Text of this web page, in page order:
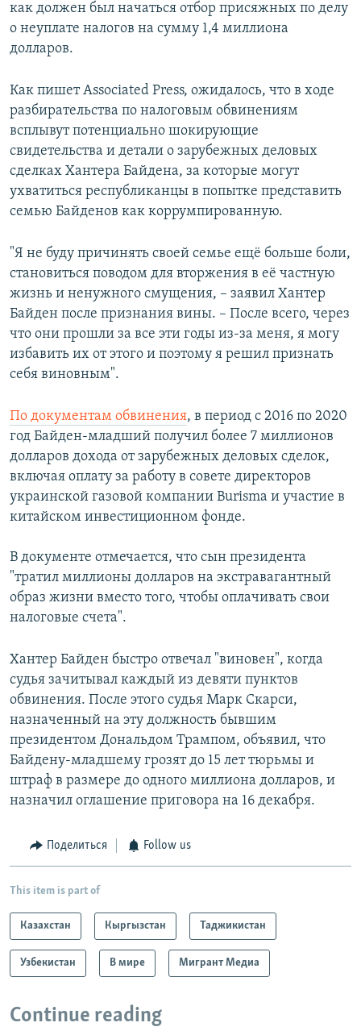
как должен был начаться отбор присяжных по делу
о неуплате налогов на сумму 1,4 миллиона
долларов.
Как пишет Associated Press, ожидалось, что в ходе
разбирательства по налоговым обвинениям
всплывут потенциально шокирующие
свидетельства и детали о зарубежных деловых
сделках Хантера Байдена, за которые могут
ухватиться республиканцы в попытке представить
семью Байденов как коррумпированную.
"Я не буду причинять своей семье ещё больше боли,
становиться поводом для вторжения в её частную
жизнь и ненужного смущения, – заявил Хантер
Байден после признания вины. – После всего, через
что они прошли за все эти годы из-за меня, я могу
избавить их от этого и поэтому я решил признать
себя виновным".
По документам обвинения, в период с 2016 по 2020
год Байден-младший получил более 7 миллионов
долларов дохода от зарубежных деловых сделок,
включая оплату за работу в совете директоров
украинской газовой компании Burisma и участие в
китайском инвестиционном фонде.
В документе отмечается, что сын президента
"тратил миллионы долларов на экстравагантный
образ жизни вместо того, чтобы оплачивать свои
налоговые счета".
Хантер Байден быстро отвечал "виновен", когда
судья зачитывал каждый из девяти пунктов
обвинения. После этого судья Марк Скарси,
назначенный на эту должность бывшим
президентом Дональдом Трампом, объявил, что
Байдену-младшему грозят до 15 лет тюрьмы и
штраф в размере до одного миллиона долларов, и
назначил оглашение приговора на 16 декабря.
Поделиться Follow us
This item is part of
Казахстан Кыргызстан Таджикистан
Узбекистан В мире Мигрант Медиа
Continue reading